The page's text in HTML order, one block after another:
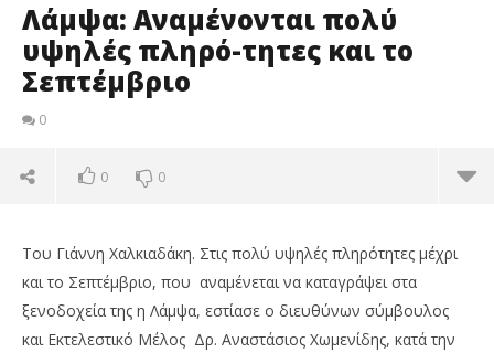
Λάμψα: Αναμένονται πολύ
υψηλές πληρό-τητες και το
Σεπτέμβριο
0
0 0
Του Γιάννη Χαλκιαδάκη. Στις πολύ υψηλές πληρότητες μέχρι
και το Σεπτέμβριο, που αναμένεται να καταγράψει στα
ξενοδοχεία της η Λάμψα, εστίασε ο διευθύνων σύμβουλος
και Εκτελεστικό Μέλος Δρ. Αναστάσιος Χωμενίδης, κατά την